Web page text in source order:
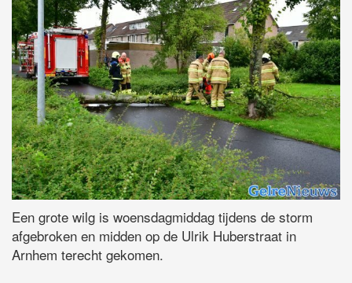
Een grote wilg is woensdagmiddag tijdens de storm
afgebroken en midden op de Ulrik Huberstraat in
Arnhem terecht gekomen.